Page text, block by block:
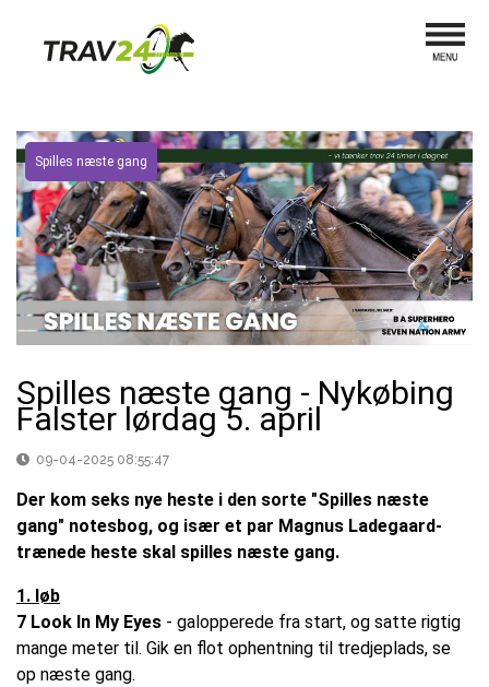
Spilles næste gang
Spilles næste gang - Nykøbing
Falster lørdag 5. april
09-04-2025 08:55:47
Der kom seks nye heste i den sorte "Spilles næste
gang" notesbog, og især et par Magnus Ladegaard-
trænede heste skal spilles næste gang.
1. løb
7 Look In My Eyes - galopperede fra start, og satte rigtig
mange meter til. Gik en flot ophentning til tredjeplads, se
op næste gang.